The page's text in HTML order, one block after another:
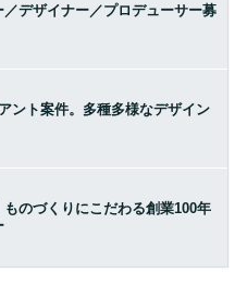
デザイナー／プロデューサー募
ント案件。多種多様なデザイン
ものづくりにこだわる創業100年